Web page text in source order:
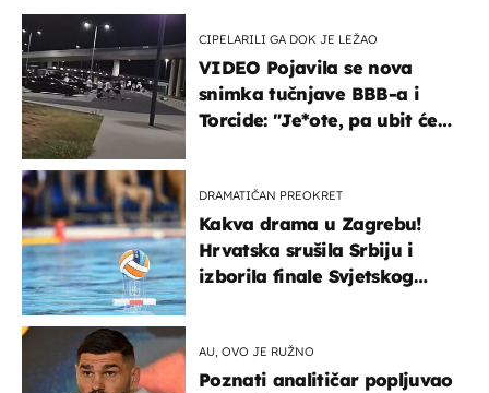
CIPELARILI GA DOK JE LEŽAO
VIDEO Pojavila se nova
snimka tučnjave BBB-a i
Torcide: "Je*ote, pa ubit će
DRAMATIČAN PREOKRET
Kakva drama u Zagrebu!
Hrvatska srušila Srbiju i
izborila finale Svjetskog
AU, OVO JE RUŽNO
Poznati analitičar popljuvao